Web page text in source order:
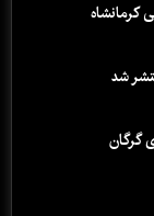
کرمانشاه
شد
گرگان